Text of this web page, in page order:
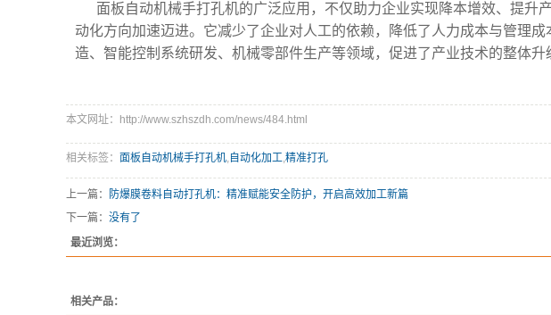
面板自动机械手打孔机的广泛应用，不仅助力企业实现降本增效、提升
动化方向加速迈进。它减少了企业对人工的依赖，降低了人力成本与管理
造、智能控制系统研发、机械零部件生产等领域，促进了产业技术的整体升
本文网址：http://www.szhszdh.com/news/484.html
相关标签： 面板自动机械手打孔机,自动化加工,精准打孔
上一篇：
防爆膜卷料自动打孔机：精准赋能安全防护，开启高效加工新篇
下一篇： 没有了
最近浏览：
相关产品：